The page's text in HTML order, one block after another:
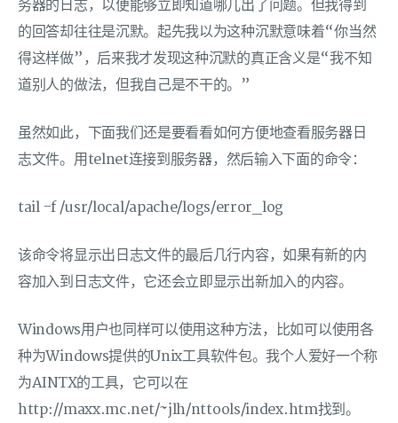
务器的日志，以便能够立即知道哪儿出了问题。但我得到
的回答却往往是沉默。起先我以为这种沉默意味着“你当然
得这样做”，后来我才发现这种沉默的真正含义是“我不知
道别人的做法，但我自己是不干的。”
虽然如此，下面我们还是要看看如何方便地查看服务器日
志文件。用telnet连接到服务器，然后输入下面的命令：
tail -f /usr/local/apache/logs/error_log
该命令将显示出日志文件的最后几行内容，如果有新的内
容加入到日志文件，它还会立即显示出新加入的内容。
Windows用户也同样可以使用这种方法，比如可以使用各
种为Windows提供的Unix工具软件包。我个人爱好一个称
为AINTX的工具，它可以在
http://maxx.mc.net/~jlh/nttools/index.htm找到。